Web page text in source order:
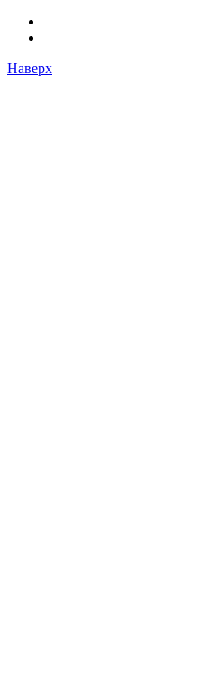
Наверх